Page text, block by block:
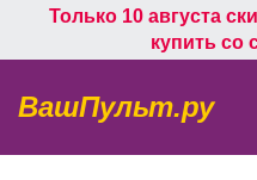
Только 10 августа
купить со
ВашПульт.ру